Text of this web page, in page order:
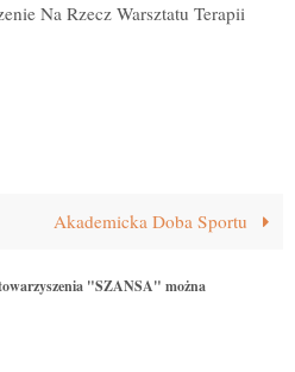
Na Rzecz Warsztatu Terapii
Akademicka Doba Sportu
"SZANSA" można